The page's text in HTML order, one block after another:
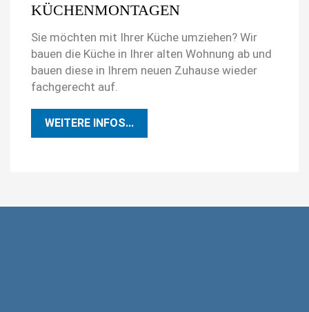
KÜCHENMONTAGEN
Sie möchten mit Ihrer Küche umziehen? Wir
bauen die Küche in Ihrer alten Wohnung ab und
bauen diese in Ihrem neuen Zuhause wieder
fachgerecht auf.
WEITERE INFOS...